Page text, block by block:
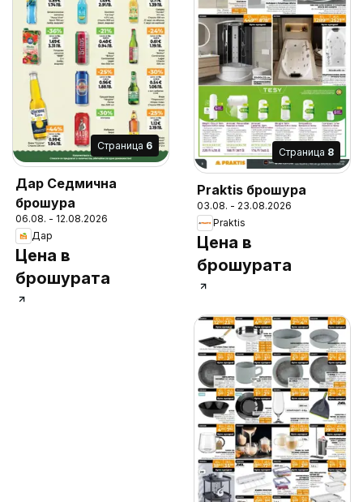
Cтраница 6
Дар Седмична
брошура
06.08. - 12.08.2026
Дар
Цена в
брошурата
Cтраница 8
Praktis брошура
03.08. - 23.08.2026
Praktis
Цена в
брошурата